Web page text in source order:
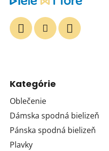
Kategórie
Oblečenie
Dámska spodná bielizeň
Pánska spodná bielizeň
Plavky